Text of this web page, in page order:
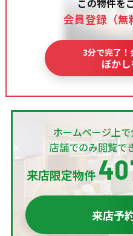
この物件を
会員登録（無
3分で完了
ぼかし
ホームページ上で
店舗でのみ閲覧で
来店限定物件
来店予